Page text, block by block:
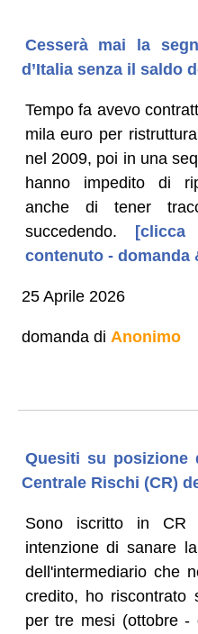
Cesserà mai la
d’Italia senza il saldo
Tempo fa avevo
mila euro per
nel 2009, poi in una
hanno impedito di
anche di tener
succedendo.
contenuto - domanda
25 Aprile 2026
domanda di Anonimo
Quesiti su posizione
Centrale Rischi (CR)
Sono iscritto in
intenzione di sanare
dell'intermediario che
credito, ho riscontrato
per tre mesi (ottobre -